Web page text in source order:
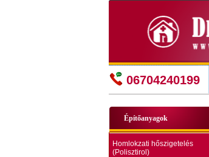
06704240199
Építőanyagok
Homlokzati hőszigetelés
(Polisztirol)